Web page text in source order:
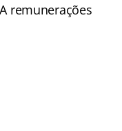
remunerações